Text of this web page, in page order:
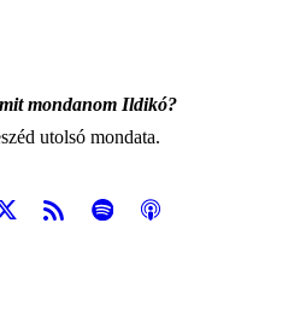
mondanom Ildikó?
utolsó mondata.